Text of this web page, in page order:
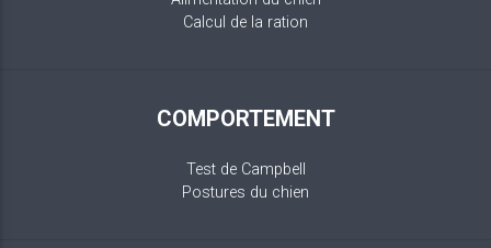
Calcul de la ration
COMPORTEMENT
Test de Campbell
Postures du chien